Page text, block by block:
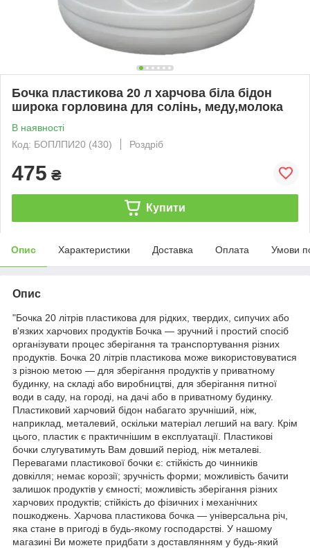
Бочка пластикова 20 л харчова біла бідон
широка горловина для солінь, меду,молока
В наявності
Код: БОПЛПИ20 (430)
Роздріб
475 ₴
Купити
Опис Характеристики Доставка Оплата Умови
Опис
"Бочка 20 літрів пластикова для рідких, твердих, сипучих або
в'язких харчових продуктів Бочка — зручний і простий спосіб
організувати процес зберігання та транспортування різних
продуктів. Бочка 20 літрів пластикова може використовуватися
з різною метою — для зберігання продуктів у приватному
будинку, на складі або виробництві, для зберігання питної
води в саду, на городі, на дачі або в приватному будинку.
Пластиковий харчовий бідон набагато зручніший, ніж,
наприклад, металевий, оскільки матеріал легший на вагу. Крім
цього, пластик є практичнішим в експлуатації. Пластикові
бочки слугуватимуть Вам довший період, ніж металеві.
Перевагами пластикової бочки є: стійкість до чинників
довкілля; немає корозії; зручність форми; можливість бачити
залишок продуктів у ємності; можливість зберігання різних
харчових продуктів; стійкість до фізичних і механічних
пошкоджень. Харчова пластикова бочка — універсальна річ,
яка стане в пригоді в будь-якому господарстві. У нашому
магазині Ви можете придбати з доставлянням у будь-який